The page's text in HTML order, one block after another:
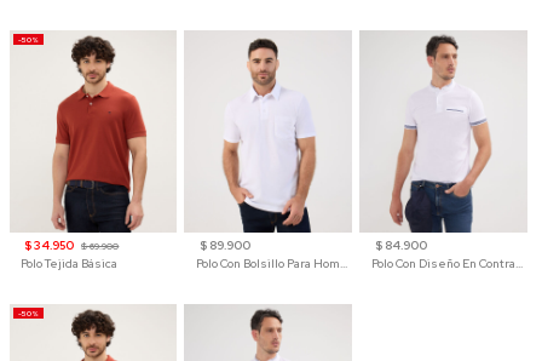
-50%
$ 34.950 $ 69.900
Polo Tejida Básica
$ 89.900
Polo Con Bolsillo Para Hombre
$ 84.900
Polo Con Diseño En Contraste
-50%